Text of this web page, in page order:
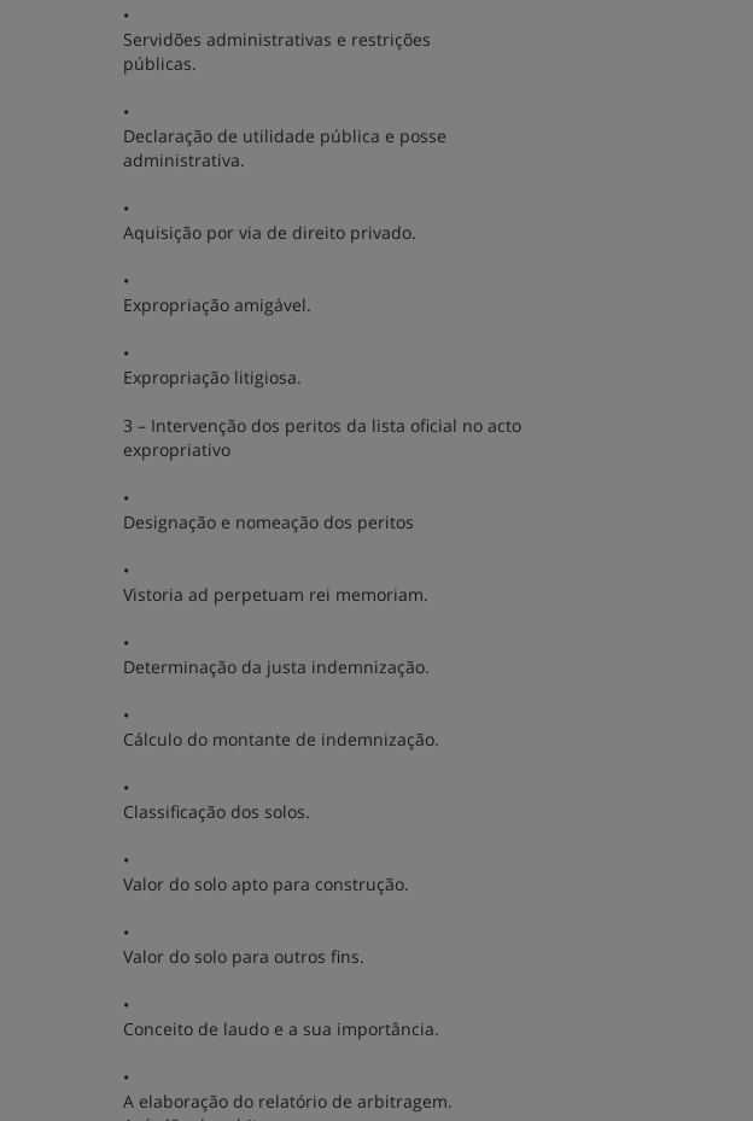
•
Servidões administrativas e restrições
públicas.
•
Declaração de utilidade pública e posse
administrativa.
•
Aquisição por via de direito privado.
•
Expropriação amigável.
•
Expropriação litigiosa.
3 – Intervenção dos peritos da lista oficial no acto
expropriativo
•
Designação e nomeação dos peritos
•
Vistoria ad perpetuam rei memoriam.
•
Determinação da justa indemnização.
•
Cálculo do montante de indemnização.
•
Classificação dos solos.
•
Valor do solo apto para construção.
•
Valor do solo para outros fins.
•
Conceito de laudo e a sua importância.
•
A elaboração do relatório de arbitragem.